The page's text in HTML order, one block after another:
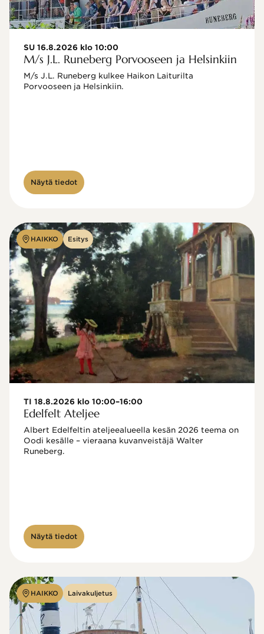
SU 16.8.2026 klo 10:00
M/s J.L. Runeberg Porvooseen ja Helsinkiin
M/s J.L. Runeberg kulkee Haikon Laiturilta
Porvooseen ja Helsinkiin.
Näytä tiedot
HAIKKO Esitys
TI 18.8.2026 klo 10:00–16:00
Edelfelt Ateljee
Albert Edelfeltin ateljeealueella kesän 2026 teema on
Oodi kesälle – vieraana kuvanveistäjä Walter
Näytä tiedot
HAIKKO Laivakuljetus